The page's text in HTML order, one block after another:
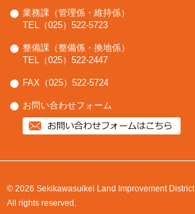
業務課（管理係・維持係）
TEL（025）522-5723
整備課（整備係・換地係）
TEL（025）522-2447
FAX（025）522-5724
お問い合わせフォーム
© 2026 Sekikawasuikei Land Improvement District.
All rights reserved.